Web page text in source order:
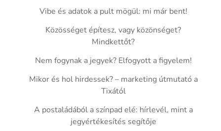
Vibe és adatok a pult mögül: mi már bent!
Közösséget építesz, vagy közönséget?
Mindkettőt?
Nem fogynak a jegyek? Elfogyott a figyelem!
Mikor és hol hirdessek? – marketing útmutató a
Tixától
A postaládából a színpad elé: hírlevél, mint a
jegyértékesítés segítője